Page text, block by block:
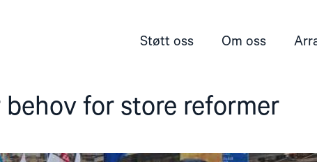
Støtt oss Om oss
behov for store reformer